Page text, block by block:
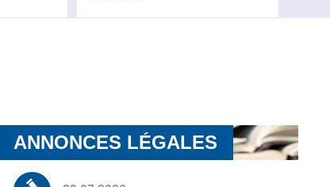
ANNONCES LÉGALES